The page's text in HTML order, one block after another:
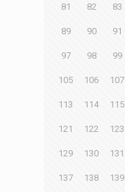
81 82 83
89 90 91
97 98 99
105 106 107
113 114 115
121 122 123
129 130 131
137 138 139